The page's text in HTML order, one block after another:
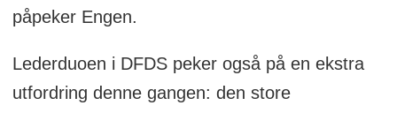
påpeker Engen.
Lederduoen i DFDS peker også på en ekstra
utfordring denne gangen: den store